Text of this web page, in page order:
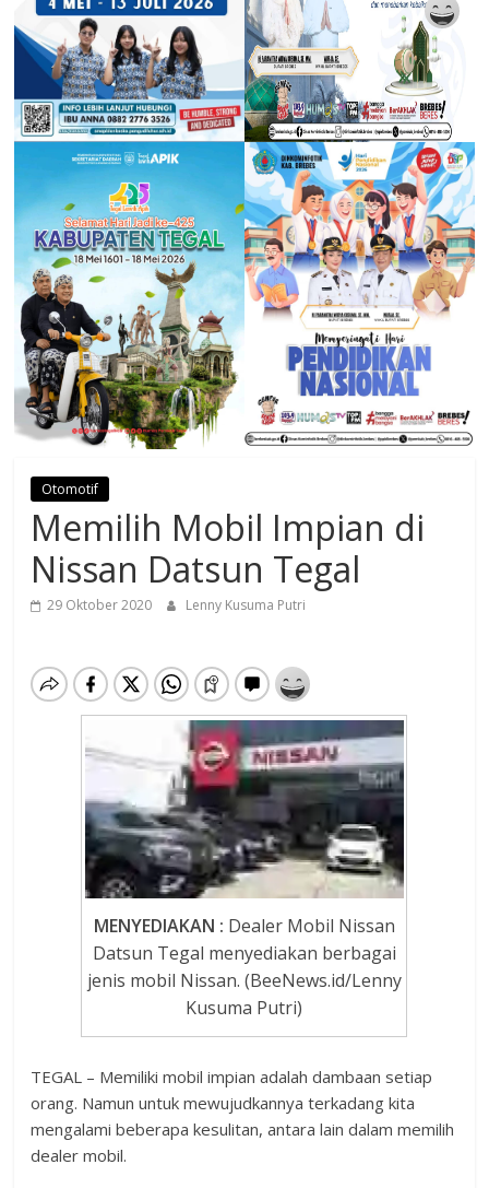
Otomotif
Memilih Mobil Impian di
Nissan Datsun Tegal
29 Oktober 2020 Lenny Kusuma Putri
MENYEDIAKAN : Dealer Mobil Nissan
Datsun Tegal menyediakan berbagai
jenis mobil Nissan. (BeeNews.id/Lenny
Kusuma Putri)
TEGAL – Memiliki mobil impian adalah dambaan setiap
orang. Namun untuk mewujudkannya terkadang kita
mengalami beberapa kesulitan, antara lain dalam memilih
dealer mobil.